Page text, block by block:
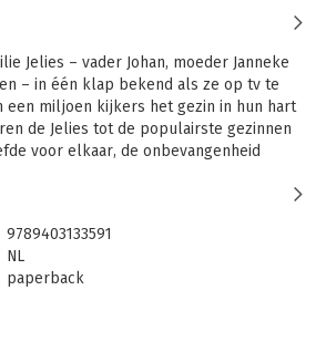
Jelies – vader Johan, moeder Janneke
– in één klap bekend als ze op tv te
een miljoen kijkers het gezin in hun hart
de Jelies tot de populairste gezinnen
voor elkaar, de onbevangenheid
zijn een inspiratie voor velen, zeker nu
nieuw bestaan op te bouwen in het
Ze vertellen alles over hun eigen jeugd,
9789403133591
NL
paperback